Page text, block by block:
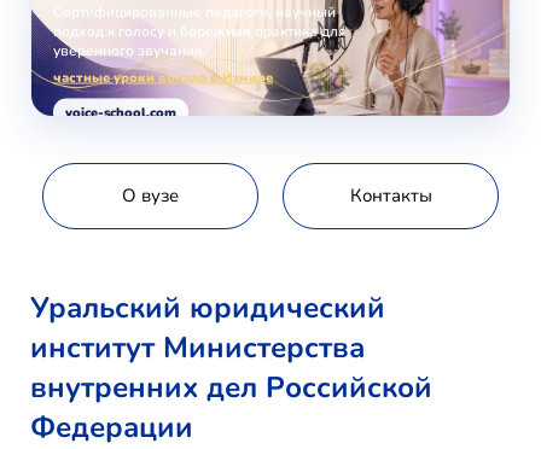
Сертифицированные педагоги, научный
подход к голосу и бережная практика для
уверенного звучания.
частные уроки вокала в Измире
voice-school.com
О вузе Контакты
Уральский юридический
институт Министерства
внутренних дел Российской
Федерации